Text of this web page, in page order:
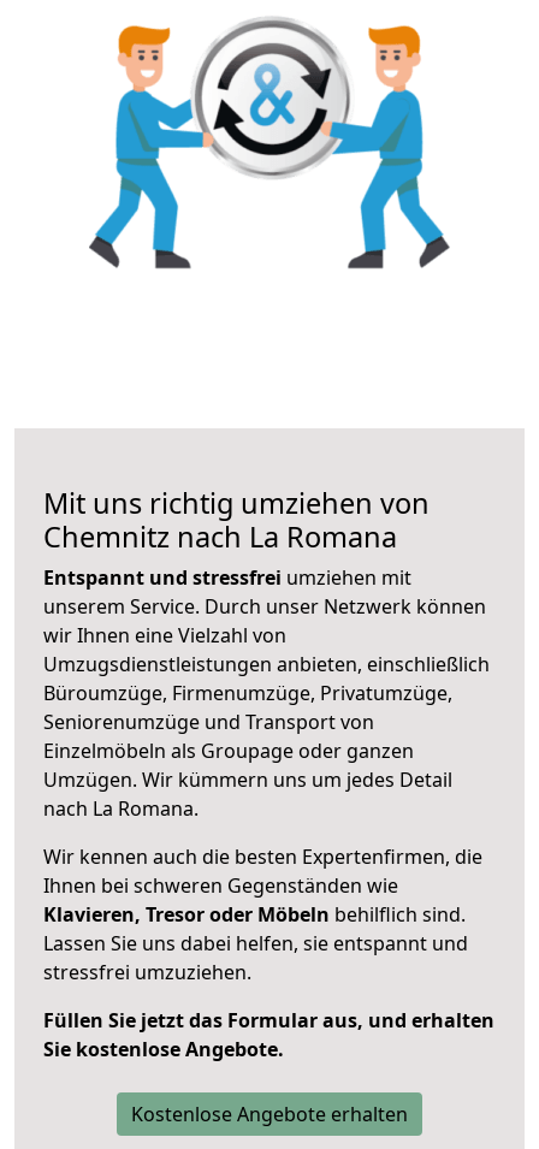
Mit uns richtig umziehen von
Chemnitz nach La Romana
Entspannt und stressfrei umziehen mit
unserem Service. Durch unser Netzwerk können
wir Ihnen eine Vielzahl von
Umzugsdienstleistungen anbieten, einschließlich
Büroumzüge, Firmenumzüge, Privatumzüge,
Seniorenumzüge und Transport von
Einzelmöbeln als Groupage oder ganzen
Umzügen. Wir kümmern uns um jedes Detail
nach La Romana.
Wir kennen auch die besten Expertenfirmen, die
Ihnen bei schweren Gegenständen wie
Klavieren, Tresor oder Möbeln behilflich sind.
Lassen Sie uns dabei helfen, sie entspannt und
stressfrei umzuziehen.
Füllen Sie jetzt das Formular aus, und erhalten
Sie kostenlose Angebote.
Kostenlose Angebote erhalten